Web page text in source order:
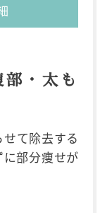
・太も
て除去する
部分痩せが